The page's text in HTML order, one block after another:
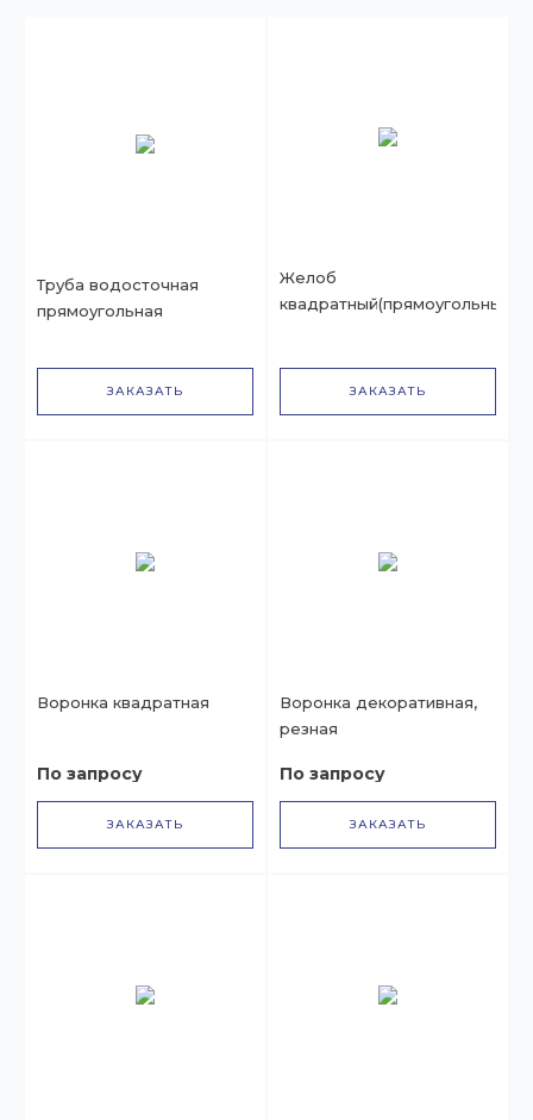
Труба водосточная
прямоугольная
ЗАКАЗАТЬ
Желоб
квадратный(прямоугольный)
ЗАКАЗАТЬ
Воронка квадратная
По запросу
ЗАКАЗАТЬ
Воронка декоративная,
резная
По запросу
ЗАКАЗАТЬ